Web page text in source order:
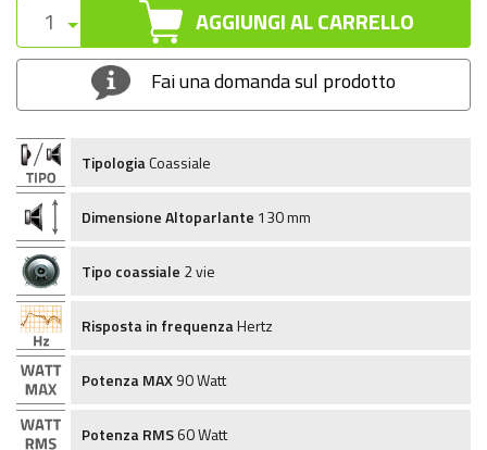
AGGIUNGI AL CARRELLO
Fai una domanda sul prodotto
TipologiaCoassiale
Dimensione Altoparlante 130 mm
Tipo coassiale 2 vie
Risposta in frequenzaHertz
Potenza MAX90 Watt
Potenza RMS60 Watt